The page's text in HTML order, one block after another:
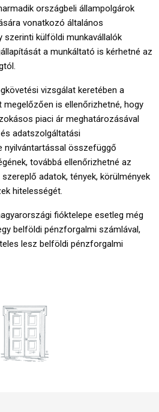
országbeli állampolgárok
vonatkozó általános
külföldi munkavállalók
a munkáltató is kérhetné az
vizsgálat keretében a
is ellenőrizhetné, hogy
piaci ár meghatározásával
adatszolgáltatási
nyilvántartással összefüggő
továbbá ellenőrizhetné az
adatok, tények, körülmények
hitelességét.
fióktelepe esetleg még
belföldi pénzforgalmi számlával,
lesz belföldi pénzforgalmi